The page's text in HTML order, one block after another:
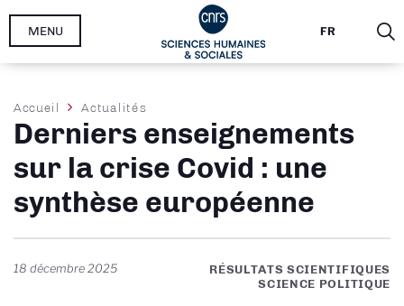
Aller
FR
MENU
Fil
d'Ariane
Accueil Actualités
Derniers enseignements
sur la crise Covid : une
synthèse européenne
18 décembre 2025
RÉSULTATS SCIENTIFIQUES
SCIENCE POLITIQUE